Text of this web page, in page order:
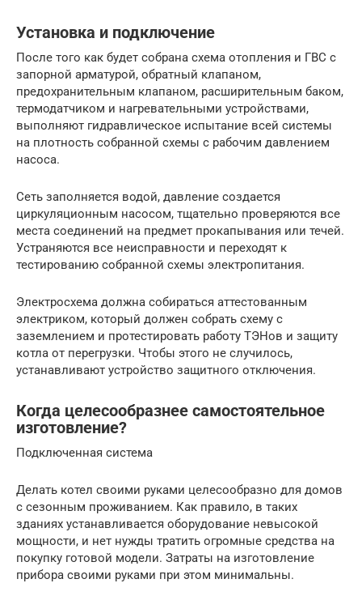
Установка и подключение
После того как будет собрана схема отопления и ГВС с
запорной арматурой, обратный клапаном,
предохранительным клапаном, расширительным баком,
термодатчиком и нагревательными устройствами,
выполняют гидравлическое испытание всей системы
на плотность собранной схемы с рабочим давлением
насоса.
Сеть заполняется водой, давление создается
циркуляционным насосом, тщательно проверяются все
места соединений на предмет прокапывания или течей.
Устраняются все неисправности и переходят к
тестированию собранной схемы электропитания.
Электросхема должна собираться аттестованным
электриком, который должен собрать схему с
заземлением и протестировать работу ТЭНов и защиту
котла от перегрузки. Чтобы этого не случилось,
устанавливают устройство защитного отключения.
Когда целесообразнее самостоятельное
изготовление?
Подключенная система
Делать котел своими руками целесообразно для домов
с сезонным проживанием. Как правило, в таких
зданиях устанавливается оборудование невысокой
мощности, и нет нужды тратить огромные средства на
покупку готовой модели. Затраты на изготовление
прибора своими руками при этом минимальны.